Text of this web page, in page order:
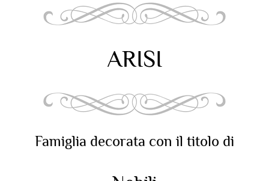
ARISI
Famiglia decorata con il titolo di